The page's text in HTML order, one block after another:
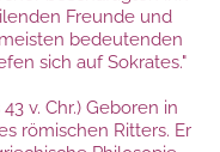
Freunde und
bedeutenden
sich auf Sokrates."
43 v. Chr.) Geboren in
römischen Ritters. Er